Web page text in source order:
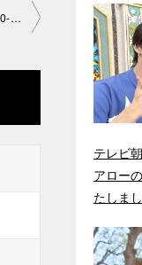
「ジャズダンス基礎・クラシカル振付」池袋教室2021-7-22­n o0050-1386
テレビ
アロー
たしま